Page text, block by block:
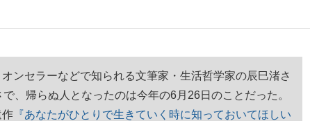
いまさら聞けない
オンセラーなどで知られる文筆家・生活哲学家の辰巳渚さ
、帰らぬ人となったのは今年の6月26日のことだった。
作 『あなたがひとりで生きていく時に知っておいてほしい